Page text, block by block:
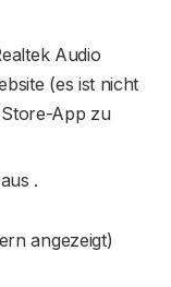
Audio
(es ist nicht
App zu
aus .
angezeigt)